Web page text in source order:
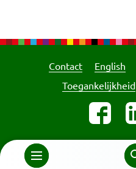
Contact English
Toegankelijkheid